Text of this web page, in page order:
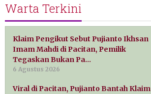
Warta Terkini
Klaim Pengikut Sebut Pujianto Ikhsan
Imam Mahdi di Pacitan, Pemilik
Tegaskan Bukan Pa…
6 Agustus 2026
Viral di Pacitan, Pujianto Bantah Klaim